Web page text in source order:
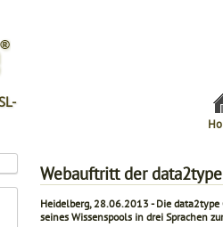
Webauftritt der
Heidelberg, 28.06.2013 - Die
seines Wissenspools in drei Sprachen